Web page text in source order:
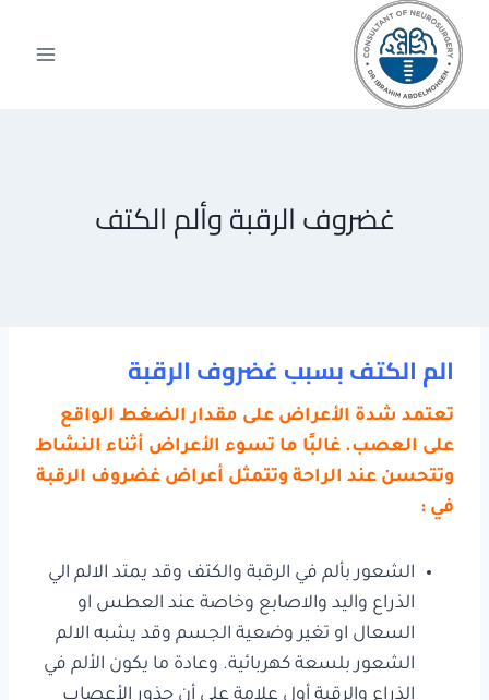
التجاوز
المحتوى
غضروف الرقبة وألم الكتف
الم الكتف بسبب غضروف الرقبة
تعتمد شدة الأعراض على مقدار الضغط الواقع
على العصب. غالبًا ما تسوء الأعراض أثناء النشاط
وتتحسن عند الراحة وتتمثل أعراض غضروف الرقبة
في :
الشعور بألم في الرقبة والكتف وقد يمتد الالم الي
الذراع واليد والاصابع وخاصة عند العطس او
السعال او تغير وضعية الجسم وقد يشبه الالم
الشعور بلسعة كهربائية. وعادة ما يكون الألم في
الذراع والرقبة أول علامة على أن جذور الأعصاب